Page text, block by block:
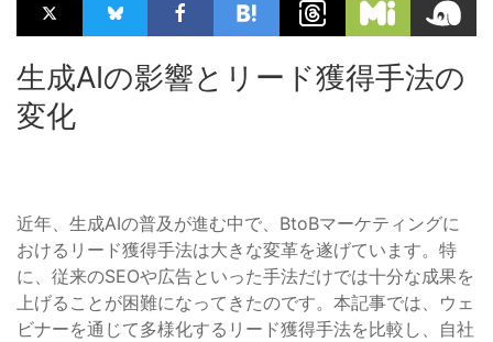
生成AIの影響とリード獲得手法の
変化
近年、生成AIの普及が進む中で、BtoBマーケティングに
おけるリード獲得手法は大きな変革を遂げています。特
に、従来のSEOや広告といった手法だけでは十分な成果を
上げることが困難になってきたのです。本記事では、ウェ
ビナーを通じて多様化するリード獲得手法を比較し、自社